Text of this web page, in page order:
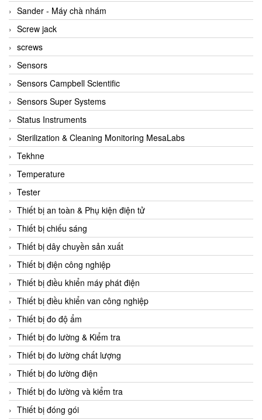
BURLING INSTRUMENTS
Burster
BUSCHJOST
Calectro
Campbell Scientific
Canneed Vietnam
Cantoni
CAPS
CAREL Parts
CCS
CD Automation
CEAG Sicherheitst
CEIA Vietnam
Celduc Vietnam
Cemb
Centec GmbH
CEQUBE
CHAUVIN ARNOUX
Checkline
Chino
Chiyoda Seiki
Chiyoda-Tsusho
Chongqing Huaneng
Sander - Máy chà nhám
Screw jack
screws
Sensors
Sensors Campbell Scientific
Sensors Super Systems
Status Instruments
Sterilization & Cleaning Monitoring MesaLabs
Tekhne
Temperature
Tester
Thiết bị an toàn & Phụ kiện điện tử
Thiết bị chiếu sáng
Thiết bị dây chuyền sản xuất
Thiết bị điện công nghiệp
Thiết bị điều khiển máy phát điện
Thiết bị điều khiển van công nghiệp
Thiết bị đo độ ẩm
Thiết bị đo lường & Kiểm tra
Thiết bị đo lường chất lượng
Thiết bị đo lường điện
Thiết bị đo lường và kiểm tra
Thiết bị đóng gói